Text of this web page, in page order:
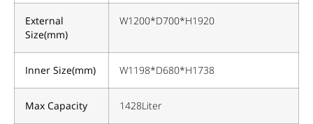
External
Size(mm)
W1200*D700*H1920
Inner Size(mm) W1198*D680*H1738
Max Capacity 1428Liter